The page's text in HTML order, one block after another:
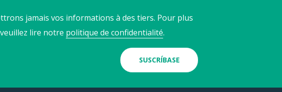
jamais vos informations à des tiers. Pour plus
lire notre politique de confidentialité.
SUSCRÍBASE